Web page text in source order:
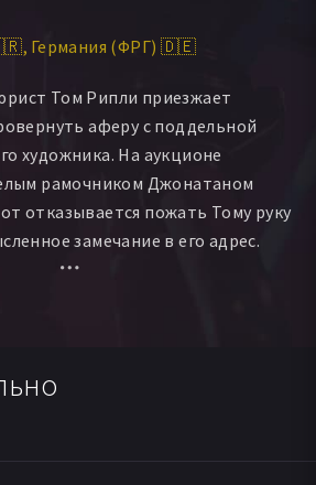
Аксель Шисслер
Германия (ФРГ) 🇩🇪
Том Рипли приезжает
аферу с поддельной
художника. На аукционе
рамочником Джонатаном
отказывается пожать Тому руку
замечание в его адрес.
болен лейкемией и жить
среды вовлекает